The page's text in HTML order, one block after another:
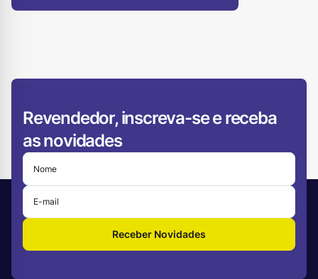
Revendedor, inscreva-se e receba
as novidades
Receber Novidades